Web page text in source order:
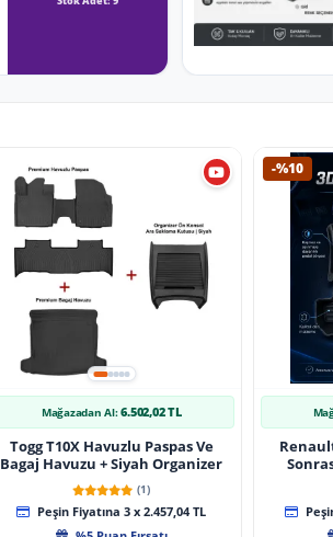
Mağazadan Al: 6.502,02 TL
Togg T10X Havuzlu Paspas Ve
Bagaj Havuzu + Siyah Organizer
(1)
Peşin Fiyatına 3 x 2.457,04 TL
-%10